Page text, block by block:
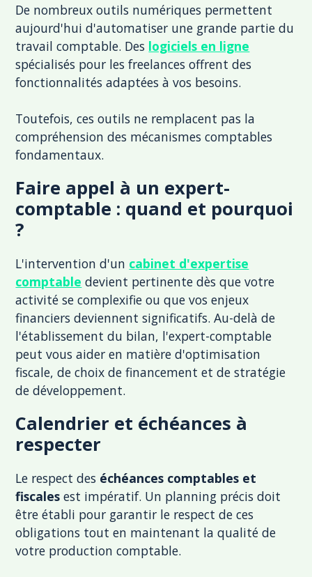
De nombreux outils numériques permettent
aujourd'hui d'automatiser une grande partie du
travail comptable. Des logiciels en ligne
spécialisés pour les freelances offrent des
fonctionnalités adaptées à vos besoins.
Toutefois, ces outils ne remplacent pas la
compréhension des mécanismes comptables
fondamentaux.
Faire appel à un expert-
comptable : quand et pourquoi
?
L'intervention d'un cabinet d'expertise
comptable devient pertinente dès que votre
activité se complexifie ou que vos enjeux
financiers deviennent significatifs. Au-delà de
l'établissement du bilan, l'expert-comptable
peut vous aider en matière d'optimisation
fiscale, de choix de financement et de stratégie
de développement.
Calendrier et échéances à
respecter
Le respect des échéances comptables et
fiscales est impératif. Un planning précis doit
être établi pour garantir le respect de ces
obligations tout en maintenant la qualité de
votre production comptable.